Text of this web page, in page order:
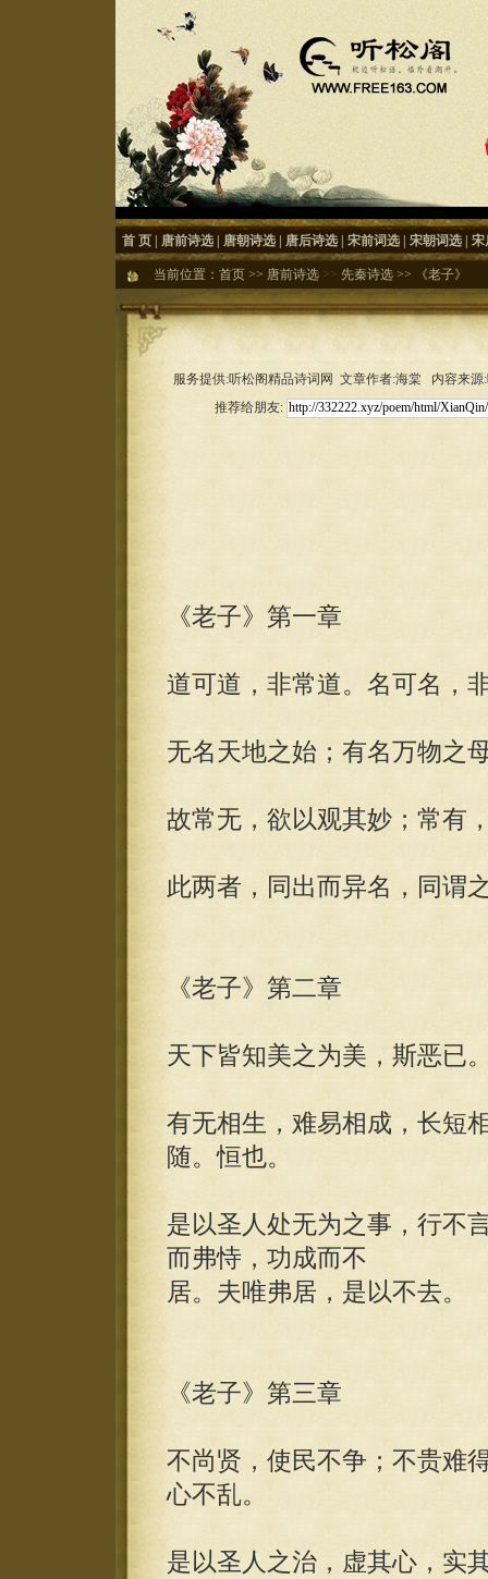
首 页 唐前诗选 唐朝诗选 唐后诗选 宋前词选 宋朝词选 宋
当前位置： 首页 >> 唐前诗选 >> 先秦诗选 >> 《老子》
服务提供:听松阁精品诗词网 文章作者:海棠 内容来
推荐给朋友:
《老子》第一章
道可道，非常道。名可名，
无名天地之始；有名万物之
故常无，欲以观其妙；常有
此两者，同出而异名，同谓
《老子》第二章
天下皆知美之为美，斯恶已
有无相生，难易相成，长短
随。恒也。
是以圣人处无为之事，行不
而弗恃，功成而不
居。夫唯弗居，是以不去。
《老子》第三章
不尚贤，使民不争；不贵难
心不乱。
是以圣人之治，虚其心，实